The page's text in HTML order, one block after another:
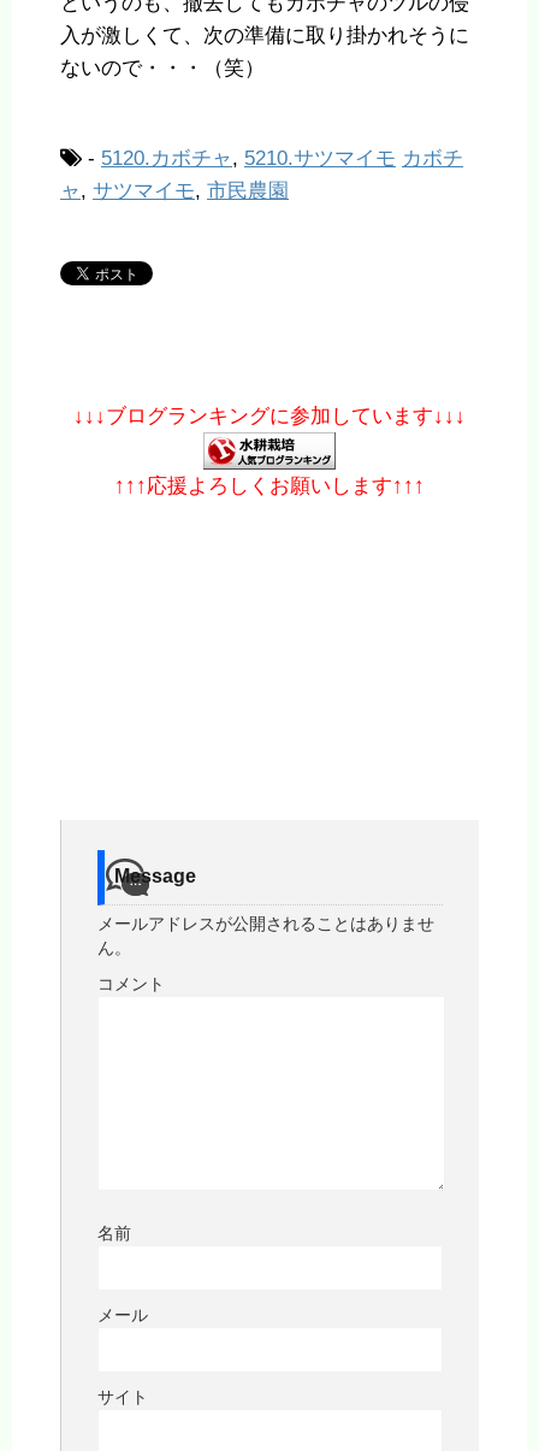
入が激しくて、次の準備に取り掛かれそうに
ないので・・・（笑）
- 5120.カボチャ, 5210.サツマイモ カボチ
ャ, サツマイモ, 市民農園
↓↓↓ブログランキングに参加しています↓↓↓
↑↑↑応援よろしくお願いします↑↑↑
Message
メールアドレスが公開されることはありませ
ん。
コメント
名前
メール
サイト